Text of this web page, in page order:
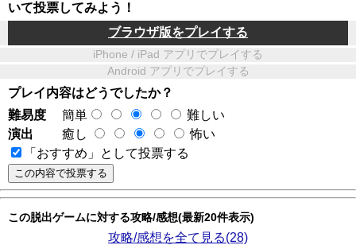
いて投票してみよう！
ブラウザ版をプレイする
iPhone / iPad アプリでプレイする
Android アプリでプレイする
プレイ内容はどうでしたか？
難易度
簡単
難しい
演出
癒し
怖い
「おすすめ」として投票する
この脱出ゲームに対する攻略/感想(最新20件表示)
攻略/感想を全て見る(28)